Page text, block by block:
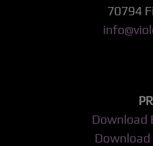
70794
Download
Download